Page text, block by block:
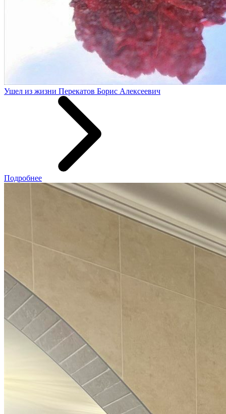
Ушел из жизни Перекатов Борис Алексеевич
Подробнее